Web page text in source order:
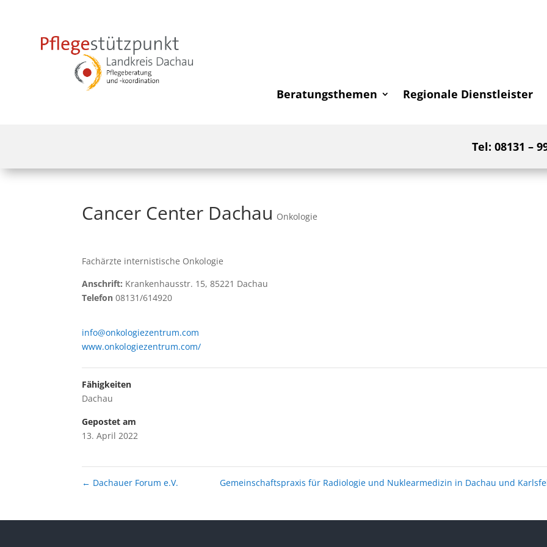
Beratungsthemen Regionale Dienstleister
Tel: 08131 –
Cancer Center Dachau Onkologie
Fachärzte internistische Onkologie
Anschrift: Krankenhausstr. 15, 85221 Dachau
Telefon 08131/614920
info@onkologiezentrum.com
www.onkologiezentrum.com/
Fähigkeiten
Dachau
Gepostet am
13. April 2022
← Dachauer Forum e.V. Gemeinschaftspraxis für Radiologie und Nuklearmedizin in Dachau und